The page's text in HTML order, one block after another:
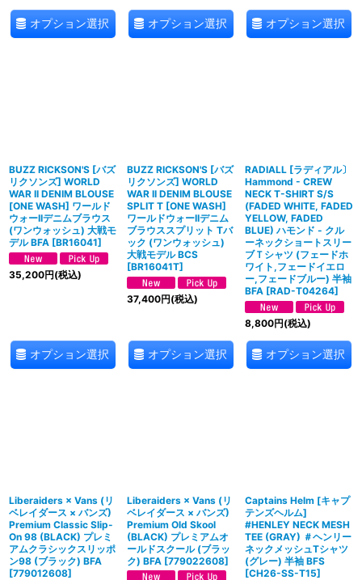
オプション選択 オプション選択 オプション選択
BUZZ RICKSON'S [バズ
リクソンズ] WORLD
WAR II DENIM BLOUSE
[ONE WASH] ワールド
ウォーIIデニムブラウス
(ワンウォッシュ) 大戦モ
デル BFA [BR16041]
35,200円(税込)
オプション選択
BUZZ RICKSON'S [バズ
リクソンズ] WORLD
WAR II DENIM BLOUSE
SPLIT T [ONE WASH]
ワールドウォーIIデニム
ブラウススプリット Tバ
ック (ワンウォッシュ)
大戦モデル BCS
[BR16041T]
37,400円(税込)
オプション選択
RADIALL [ラディアル〕
Hammond - CREW
NECK T-SHIRT S/S
(FADED WHITE, FADED
YELLOW, FADED
BLUE) ハモンド - クル
ーネックショートスリー
ブＴシャツ (フェードホ
ワイト,フェードイエロ
ー,フェードブルー) 半袖
BFA [RAD-T04264]
8,800円(税込)
オプション選択
Liberaiders × Vans (リ
ベレイダース × バンズ)
Premium Classic Slip-
On 98 (BLACK) プレミ
アムクラシックスリッポ
ン98 (ブラック) BFA
[779012608]
Liberaiders × Vans (リ
ベレイダース × バンズ)
Premium Old Skool
(BLACK) プレミアムオ
ールドスクール (ブラッ
ク) BFA [779022608]
Captains Helm [キャプ
テンズヘルム]
#HENLEY NECK MESH
TEE (GRAY) ＃ヘンリー
ネックメッシュTシャツ
(グレー) 半袖 BFS
[CH26-SS-T15]